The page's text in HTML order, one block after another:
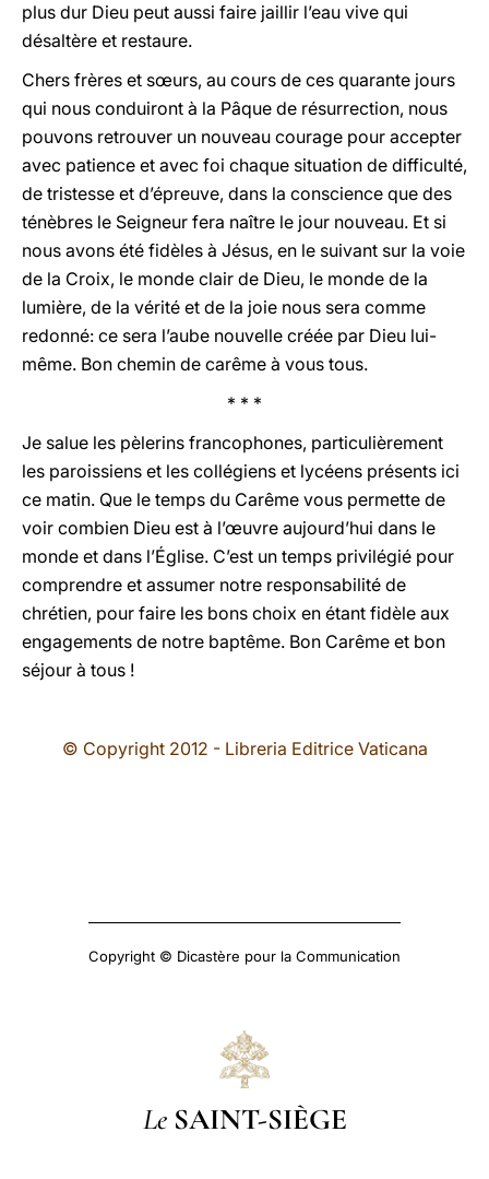
plus dur Dieu peut aussi faire jaillir l’eau vive qui
désaltère et restaure.
Chers frères et sœurs, au cours de ces quarante jours
qui nous conduiront à la Pâque de résurrection, nous
pouvons retrouver un nouveau courage pour accepter
avec patience et avec foi chaque situation de difficulté,
de tristesse et d’épreuve, dans la conscience que des
ténèbres le Seigneur fera naître le jour nouveau. Et si
nous avons été fidèles à Jésus, en le suivant sur la voie
de la Croix, le monde clair de Dieu, le monde de la
lumière, de la vérité et de la joie nous sera comme
redonné: ce sera l’aube nouvelle créée par Dieu lui-
même. Bon chemin de carême à vous tous.
* * *
Je salue les pèlerins francophones, particulièrement
les paroissiens et les collégiens et lycéens présents ici
ce matin. Que le temps du Carême vous permette de
voir combien Dieu est à l’œuvre aujourd’hui dans le
monde et dans l’Église. C’est un temps privilégié pour
comprendre et assumer notre responsabilité de
chrétien, pour faire les bons choix en étant fidèle aux
engagements de notre baptême. Bon Carême et bon
séjour à tous !
© Copyright 2012 - Libreria Editrice Vaticana
Copyright © Dicastère pour la Communication
Le SAINT-SIÈGE